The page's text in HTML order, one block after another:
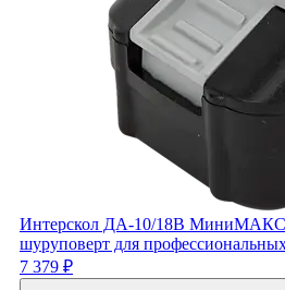
Интерскол ДА-10/18В МиниМАКС
шуруповерт для
7 379 ₽